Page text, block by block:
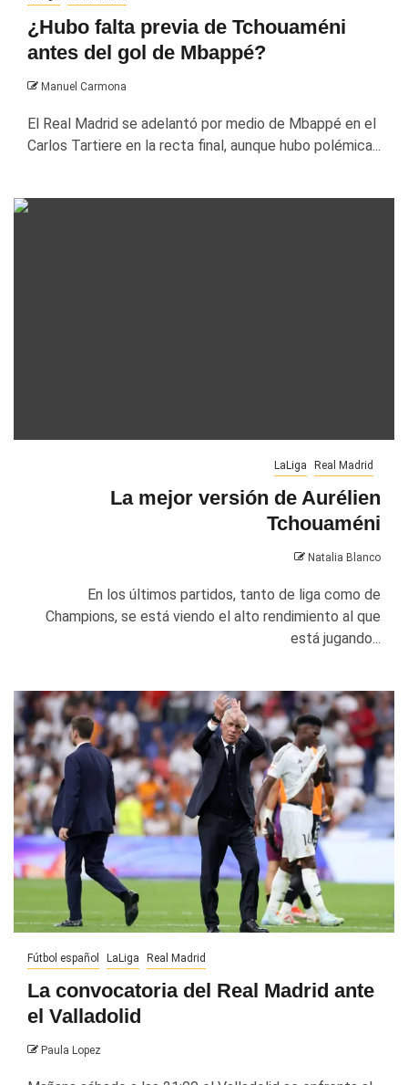
¿Hubo falta previa de Tchouaméni
antes del gol de Mbappé?
Manuel Carmona
El Real Madrid se adelantó por medio de Mbappé en el
Carlos Tartiere en la recta final, aunque hubo polémica...
LaLiga Real Madrid
La mejor versión de Aurélien
Tchouaméni
Natalia Blanco
En los últimos partidos, tanto de liga como de
Champions, se está viendo el alto rendimiento al que
está jugando...
Fútbol español LaLiga Real Madrid
La convocatoria del Real Madrid ante
el Valladolid
Paula Lopez